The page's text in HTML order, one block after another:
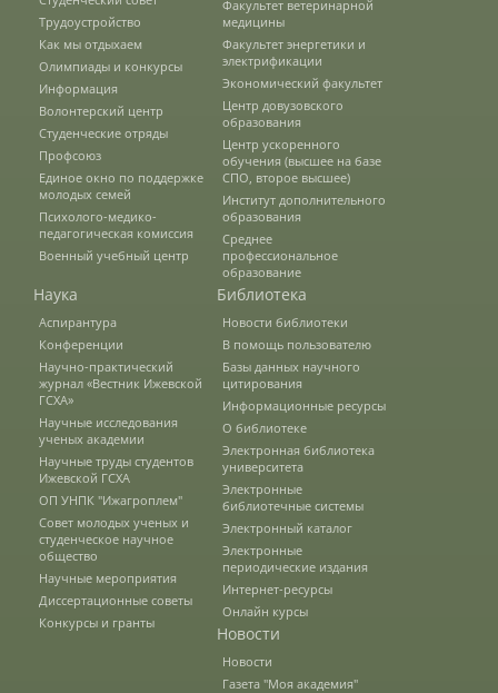
Документы
Рабочие программы
Консультация психолога
Расписание
Спорт
Студенческий совет
Трудоустройство
Как мы отдыхаем
Олимпиады и конкурсы
Трудоустройство
Как мы отдыхаем
Олимпиады и конкурсы
Информация
Волонтерский центр
Студенческие отряды
Профсоюз
Единое окно по поддержке
молодых семей
Психолого-медико-
педагогическая комиссия
Военный учебный центр
Факультет ветеринарной
медицины
Факультет энергетики и
электрификации
Экономический факультет
Центр довузовского
образования
Центр ускоренного
обучения (высшее на базе
СПО, второе высшее)
Институт дополнительного
образования
Среднее
профессиональное
образование
Наука
Аспирантура
Конференции
Научно-практический
журнал «Вестник Ижевской
ГСХА»
Научные исследования
ученых академии
Научные труды студентов
Ижевской ГСХА
ОП УНПК "Ижагроплем"
Совет молодых ученых и
студенческое научное
общество
Научные мероприятия
Диссертационные советы
Конкурсы и гранты
Библиотека
Новости библиотеки
В помощь пользователю
Базы данных научного
цитирования
Информационные ресурсы
О библиотеке
Электронная библиотека
университета
Электронные
библиотечные системы
Электронный каталог
Электронные
периодические издания
Интернет-ресурсы
Онлайн курсы
Новости
Новости
Газета "Моя академия"